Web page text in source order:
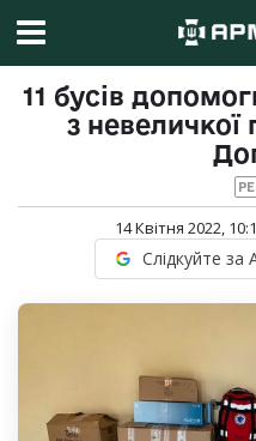
11 бусів
з невеличкої
14 Квітня 2022,
Слідкуйте за